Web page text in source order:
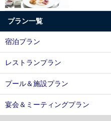
プラン一覧
宿泊プラン
レストランプラン
プール＆施設プラン
宴会＆ミーティングプラン